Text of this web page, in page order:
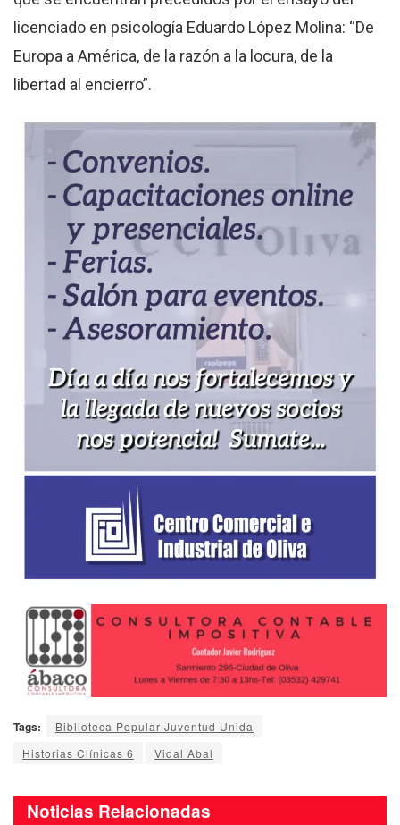
licenciado en psicología Eduardo López Molina: “De
Europa a América, de la razón a la locura, de la
libertad al encierro”.
Tags:
Biblioteca Popular Juventud Unida
Historias Clínicas 6
Vidal Abal
Noticias Relacionadas